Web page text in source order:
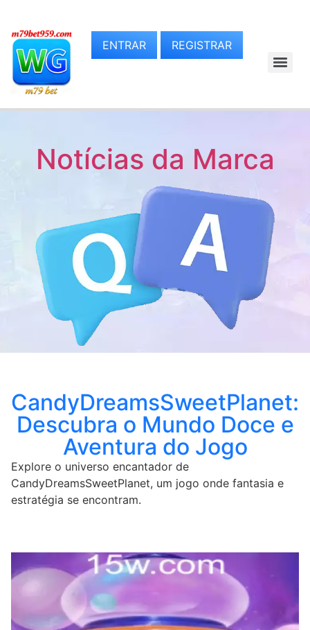
ENTRAR REGISTRAR
Notícias da Marca
CandyDreamsSweetPlanet:
Descubra o Mundo Doce e
Aventura do Jogo
Explore o universo encantador de
CandyDreamsSweetPlanet, um jogo onde fantasia e
estratégia se encontram.